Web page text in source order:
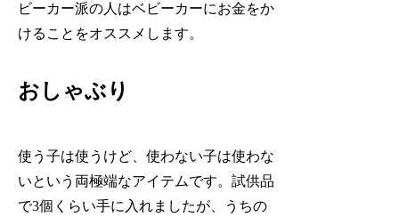
ビーカー派の人はベビーカーにお金をか
けることをオススメします。
おしゃぶり
使う子は使うけど、使わない子は使わな
いという両極端なアイテムです。試供品
で3個くらい手に入れましたが、うちの